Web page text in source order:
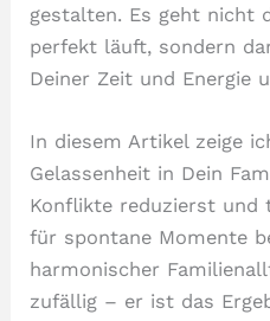
gestalten. Es geht nicht
perfekt läuft, sondern
Deiner Zeit und Energie
In diesem Artikel zeige
Gelassenheit in Dein
Konflikte reduzierst und
für spontane Momente
harmonischer
zufällig – er ist das